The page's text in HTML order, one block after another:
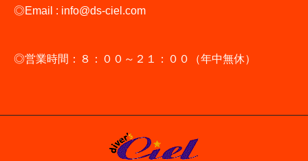
◎Email : info@ds-ciel.com
◎営業時間：８：００～２１：００（年中無休）